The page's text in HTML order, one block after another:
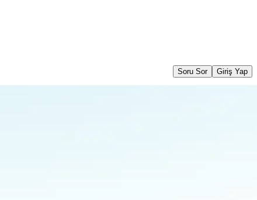
Soru Sor Giriş Yap